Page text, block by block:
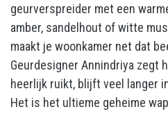
geurverspreider met een
amber, sandelhout of witte
maakt je woonkamer net dat
Geurdesigner Annindriya zegt
heerlijk ruikt, blijft veel langer
Het is het ultieme geheime